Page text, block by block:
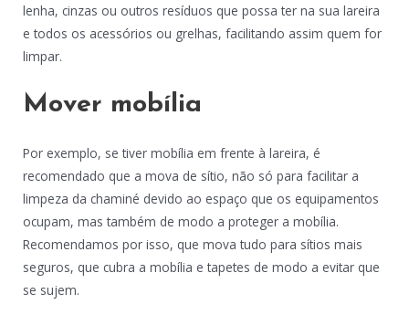
lenha, cinzas ou outros resíduos que possa ter na sua lareira
e todos os acessórios ou grelhas, facilitando assim quem for
limpar.
Mover mobília
Por exemplo, se tiver mobília em frente à lareira, é
recomendado que a mova de sítio, não só para facilitar a
limpeza da chaminé devido ao espaço que os equipamentos
ocupam, mas também de modo a proteger a mobília.
Recomendamos por isso, que mova tudo para sítios mais
seguros, que cubra a mobília e tapetes de modo a evitar que
se sujem.